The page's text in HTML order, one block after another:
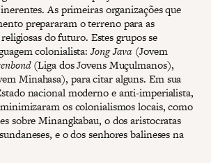
As primeiras organizações que
prepararam o terreno para as
do futuro. Estes grupos se
colonialista:Jong Java (Jovem
(Liga dos Jovens Muçulmanos),
Minahasa), para citar alguns. Em sua
nacional moderno e anti-imperialista,
os colonialismos locais, como
sobre Minangkabau, o dos aristocratas
e o dos senhores balineses na